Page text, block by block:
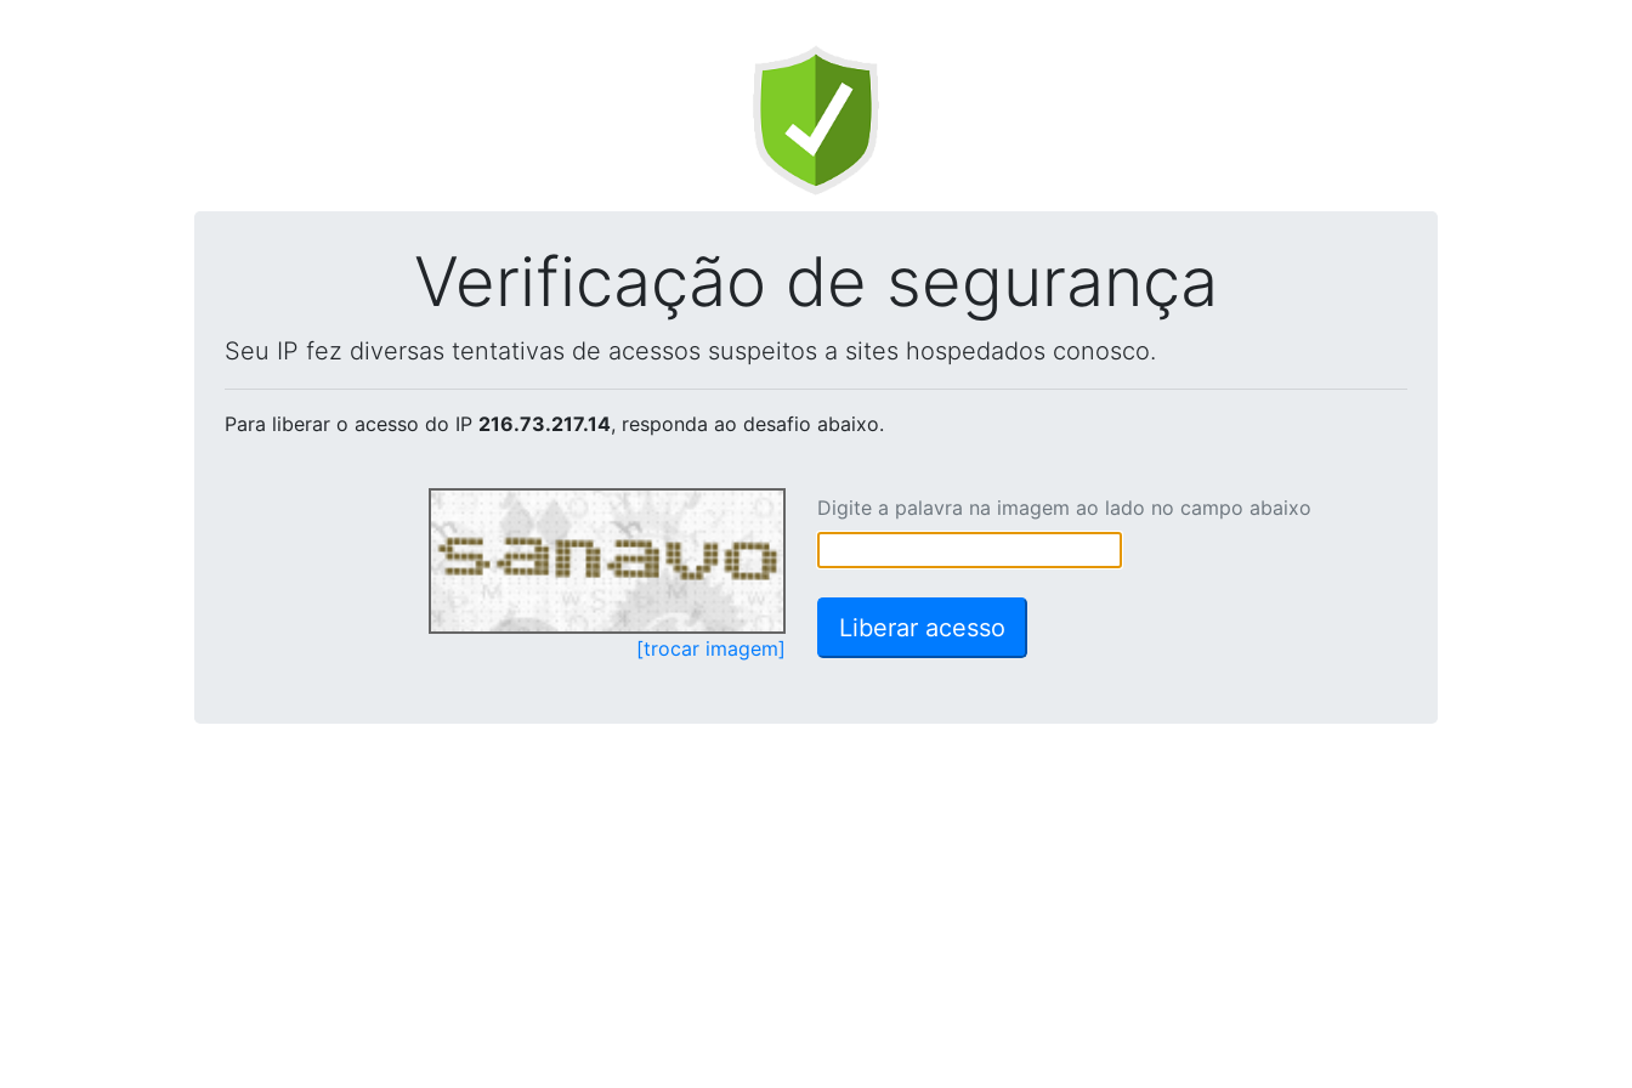
Verificação de segurança
Seu IP fez diversas tentativas de acessos suspeitos a sites hospedados conosco.
Para liberar o acesso do IP 216.73.217.14, responda ao desafio abaixo.
[trocar imagem]
Digite a palavra na imagem ao lado no campo abaixo